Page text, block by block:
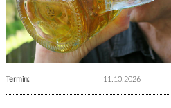
Termin: 11.10.2026